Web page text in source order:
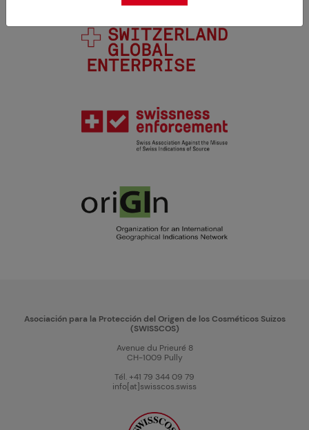
Asociación para la Protección del Origen de los Cosméticos Suizos
(SWISSCOS)
Avenue du Prieuré 8
CH-1009 Pully
Tél. +41 79 344 09 79
info[at]swisscos.swiss